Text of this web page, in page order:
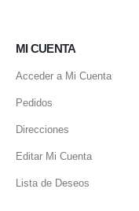
MI CUENTA
Acceder a Mi Cuenta
Pedidos
Direcciones
Editar Mi Cuenta
Lista de Deseos